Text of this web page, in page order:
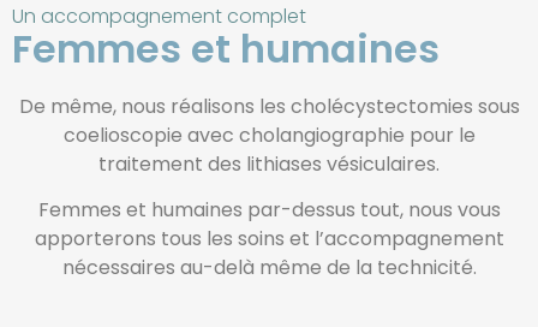
Un accompagnement complet
Femmes et humaines
De même, nous réalisons les cholécystectomies sous
coelioscopie avec cholangiographie pour le
traitement des lithiases vésiculaires.
Femmes et humaines par-dessus tout, nous vous
apporterons tous les soins et l’accompagnement
nécessaires au-delà même de la technicité.